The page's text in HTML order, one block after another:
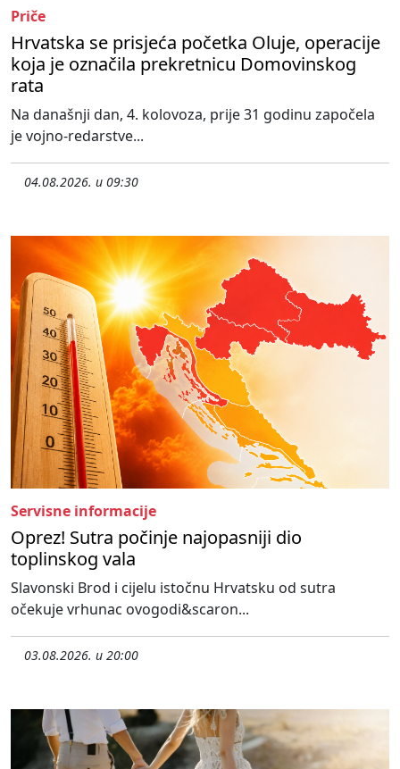
Priče
Hrvatska se prisjeća početka Oluje, operacije
koja je označila prekretnicu Domovinskog
rata
Na današnji dan, 4. kolovoza, prije 31 godinu započela
je vojno-redarstve...
04.08.2026. u 09:30
Servisne informacije
Oprez! Sutra počinje najopasniji dio
toplinskog vala
Slavonski Brod i cijelu istočnu Hrvatsku od sutra
očekuje vrhunac ovogodi&scaron...
03.08.2026. u 20:00